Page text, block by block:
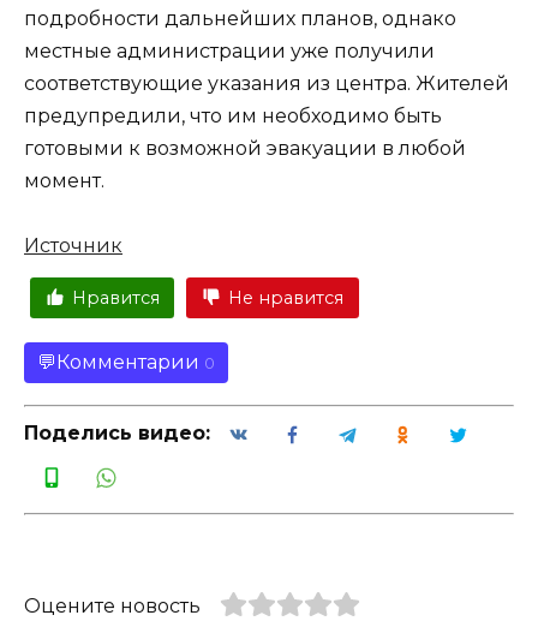
подробности дальнейших планов, однако
местные администрации уже получили
соответствующие указания из центра. Жителей
предупредили, что им необходимо быть
готовыми к возможной эвакуации в любой
момент.
Источник
Нравится Не нравится
Комментарии 0
Поделись видео:
Оцените новость